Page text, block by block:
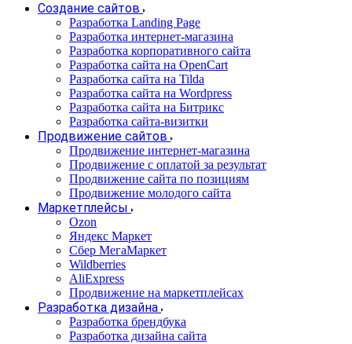
Создание сайтов
Разработка Landing Page
Разработка интернет-магазина
Разработка корпоративного сайта
Разработка сайта на OpenCart
Разработка сайта на Tilda
Разработка сайта на Wordpress
Разработка сайта на Битрикс
Разработка сайта-визитки
Продвижение сайтов
Продвижение интернет-магазина
Продвижение с оплатой за результат
Продвижение сайта по позициям
Продвижение молодого сайта
Маркетплейсы
Ozon
Яндекс Маркет
Сбер МегаМаркет
Wildberries
AliExpress
Продвижение на маркетплейсах
Разработка дизайна
Разработка брендбука
Разработка дизайна сайта